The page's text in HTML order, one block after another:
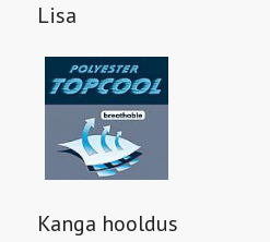
Lisa
Kanga hooldus